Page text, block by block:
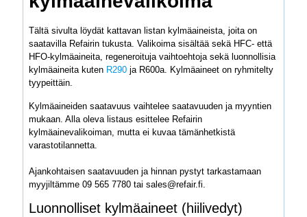
Tältä sivulta löydät kattavan listan kylmäaineista, joita on
saatavilla Refairin tukusta. Valikoima sisältää sekä HFC- että
HFO-kylmäaineita, regeneroituja vaihtoehtoja sekä luonnollisia
kylmäaineita kuten R290ja R600a. Kylmäaineet on ryhmitelty
tyypeittäin.
Kylmäaineiden saatavuus vaihtelee saatavuuden ja myyntien
mukaan. Alla oleva listaus esittelee Refairin
kylmäainevalikoiman, mutta ei kuvaa tämänhetkistä
varastotilannetta.
Ajankohtaisen saatavuuden ja hinnan pystyt tarkastamaan
myyjiltämme 09 565 7780 tai sales@refair.fi.
Luonnolliset kylmäaineet (hiilivedyt)